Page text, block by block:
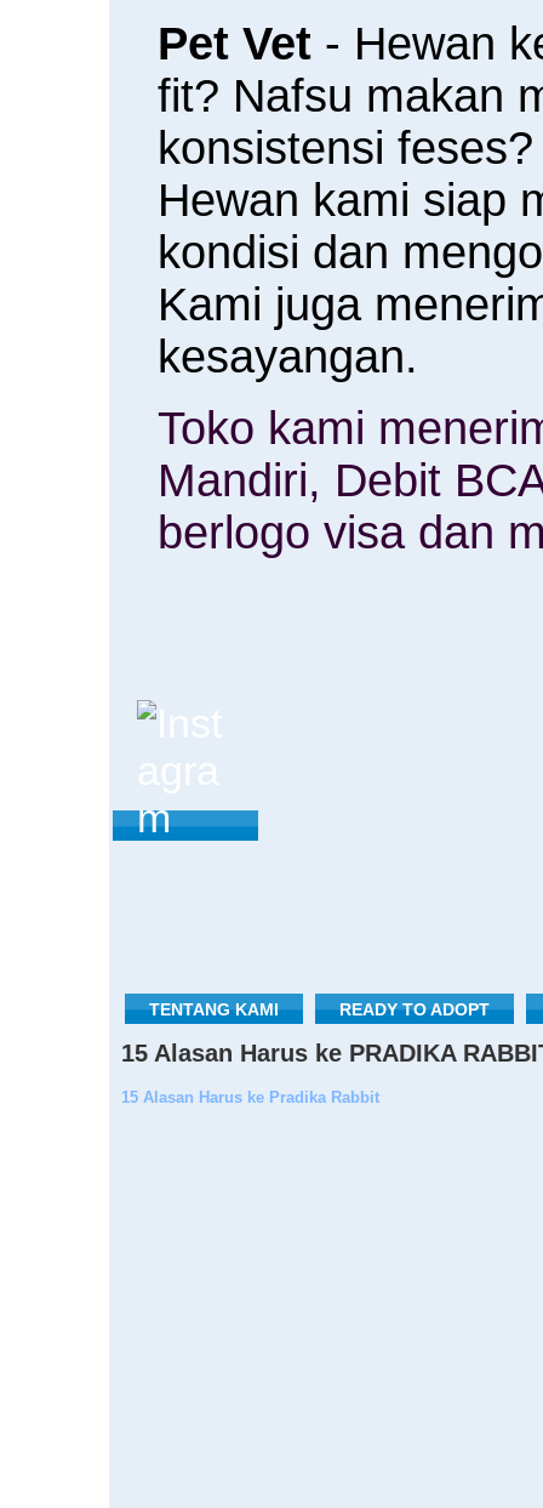
Pet Vet - Hewan
fit? Nafsu makan
konsistensi
Hewan kami siap
kondisi dan
Kami juga
kesayangan.
Toko kami
Mandiri, Debit
berlogo visa dan
TENTANG KAMI READY TO ADOPT
15 Alasan Harus ke PRADIKA
15 Alasan Harus ke Pradika Rabbit